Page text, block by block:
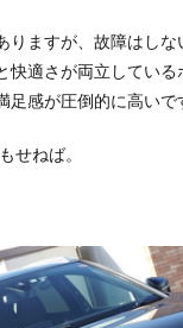
りますが、故障はしな
快適さが両立している
感が圧倒的に高いで
せねば。